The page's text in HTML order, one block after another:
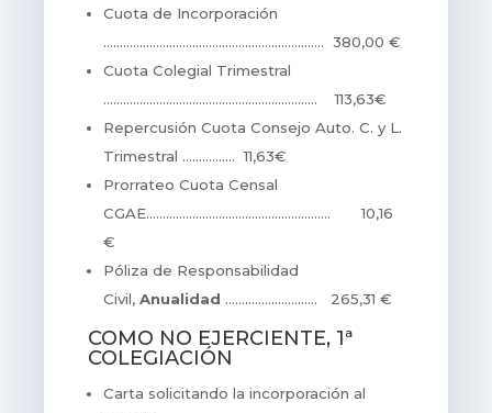
Cuota de Incorporación
……………………………………………….………… 380,00 €
Cuota Colegial Trimestral
…………………………………………….….……… 113,63€
Repercusión Cuota Consejo Auto. C. y L.
Trimestral ……………. 11,63€
Prorrateo Cuota Censal
CGAE……………………………………….………. 10,16
€
Póliza de Responsabilidad
Civil, Anualidad ………………………. 265,31 €
COMO NO EJERCIENTE, 1ª
COLEGIACIÓN
Carta solicitando la incorporación al